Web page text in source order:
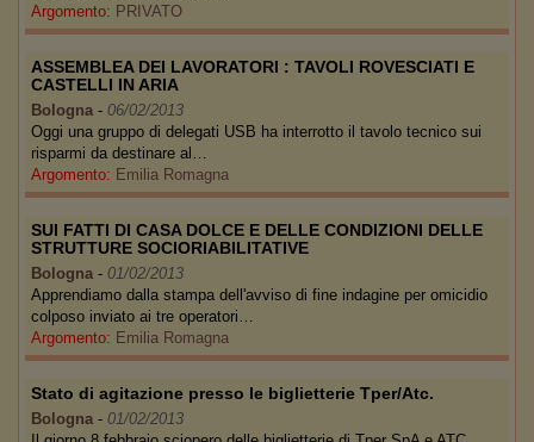
Argomento: PRIVATO
ASSEMBLEA DEI LAVORATORI : TAVOLI ROVESCIATI E
CASTELLI IN ARIA
Bologna - 06/02/2013
Oggi una gruppo di delegati USB ha interrotto il tavolo tecnico sui
risparmi da destinare al…
Argomento: Emilia Romagna
SUI FATTI DI CASA DOLCE E DELLE CONDIZIONI DELLE
STRUTTURE SOCIORIABILITATIVE
Bologna - 01/02/2013
Apprendiamo dalla stampa dell'avviso di fine indagine per omicidio
colposo inviato ai tre operatori…
Argomento: Emilia Romagna
Stato di agitazione presso le biglietterie Tper/Atc.
Bologna - 01/02/2013